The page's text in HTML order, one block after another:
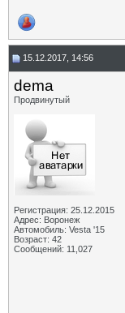
15.12.2017, 14:56
dema
Продвинутый
Регистрация: 25.12.2015
Адрес: Воронеж
Автомобиль: Vesta '15
Возраст: 42
Сообщений: 11,027